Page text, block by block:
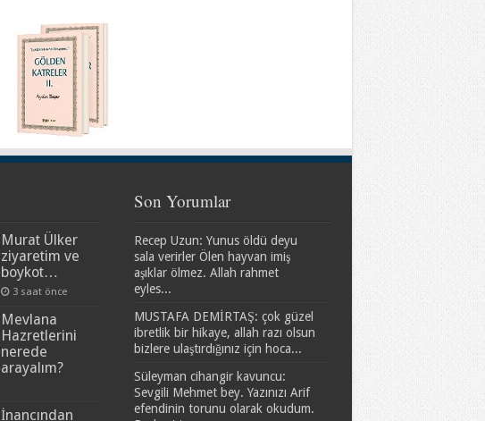
Murat Ülker
ziyaretim ve
boykot…
3 saat önce
Mevlana
Hazretlerini
nerede
arayalım?
İnancından
Son Yorumlar
Recep Uzun: Yunus öldü deyu
sala verirler Ölen hayvan imiş
aşıklar ölmez. Allah rahmet
eyles...
MUSTAFA DEMİRTAŞ: çok güzel
ibretlik bir hikaye, allah razı olsun
bizlere ulaştırdığınız için hoca...
Süleyman cihangir kavuncu:
Sevgili Mehmet bey. Yazınızı Arif
efendinin torunu olarak okudum.